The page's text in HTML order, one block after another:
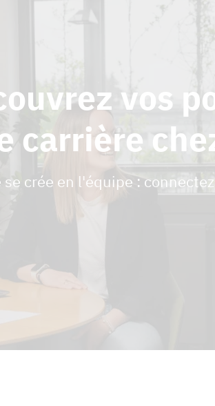
vos
carrière
se crée en l'équipe :